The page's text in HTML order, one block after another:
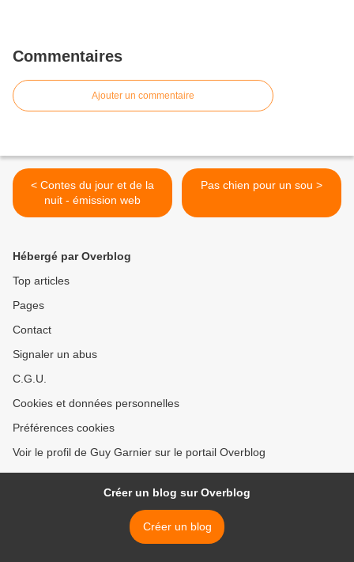
Commentaires
Ajouter un commentaire
< Contes du jour et de la
nuit - émission web
Pas chien pour un sou >
Hébergé par Overblog
Top articles
Pages
Contact
Signaler un abus
C.G.U.
Cookies et données personnelles
Préférences cookies
Voir le profil de Guy Garnier sur le portail Overblog
Créer un blog sur Overblog
Créer un blog